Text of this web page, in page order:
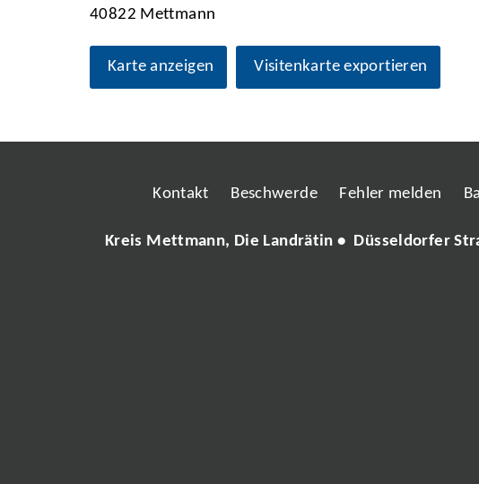
40822 Mettmann
Karte anzeigen Visitenkarte exportieren
Kontakt Beschwerde Fehler melden
Kreis Mettmann, Die Landrätin • Düsseldorfer